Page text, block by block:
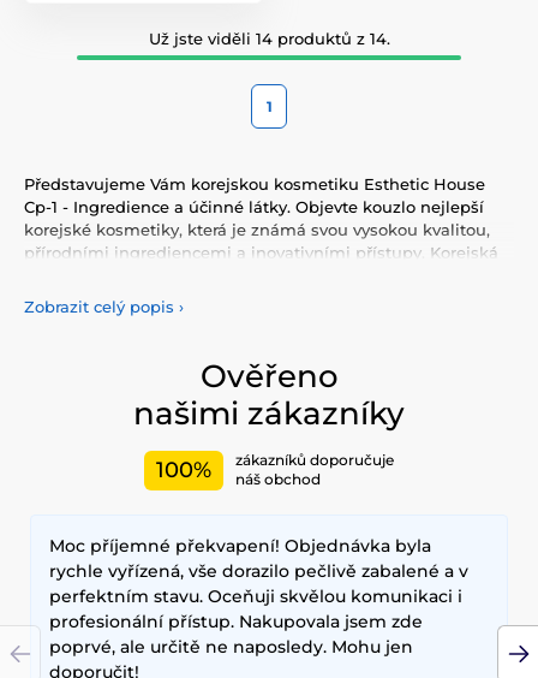
Už jste viděli 14 produktů z 14.
1
Představujeme Vám korejskou kosmetiku Esthetic House
Cp-1 - Ingredience a účinné látky. Objevte kouzlo nejlepší
korejské kosmetiky, která je známá svou vysokou kvalitou,
přírodními ingrediencemi a inovativními přístupy. Korejská
vlasy. Vyzkoušejte tonery, séra, esence, pleťové krémy, vše
pro odlíčení a čištění pleti. Korejská kosmetika se také
opalovacími krémy. Doporučujeme také vyzkoušet péči o
vlasy, jako jsou šampony, kondicionery, masky, oleje a další.
Nesmíme zapomenout také na dekorativní kosmetiku pro
Mezi nejčastěji používané ingredience patří šnečí extrakt,
elasticitu. Hlavními benefity korejské kosmetiky jsou
dlouhodobé výsledky, přírodní složení a inovativní
technologie, které zajišťují zdravou a zářivou pleť.
Zobrazit celý popis ›
Ověřeno
našimi zákazníky
100%
zákazníků doporučuje
náš obchod
Moc příjemné překvapení! Objednávka byla
rychle vyřízená, vše dorazilo pečlivě zabalené a v
perfektním stavu. Oceňuji skvělou komunikaci i
profesionální přístup. Nakupovala jsem zde
poprvé, ale určitě ne naposledy. Mohu jen
doporučit!